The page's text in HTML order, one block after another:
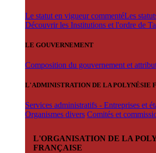
Le statut en vigueur commentéLes
Découvrir les Institutions et l'ordre de
LE GOUVERNEMENT
Composition du gouvernement et
L'ADMINISTRATION DE LA POLYNÉSIE
Services administratifs - Entreprises et
Organismes divers Comités et
L'ORGANISATION DE LA
FRANÇAISE